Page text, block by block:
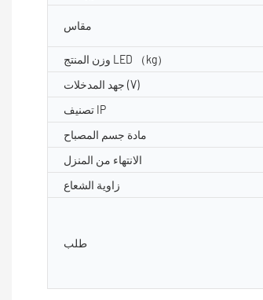
وزن المنتج LED （kg）
جهد المدخلات (V)
تصنيف IP
مادة جسم المصباح
الانتهاء من المنزل
طلب